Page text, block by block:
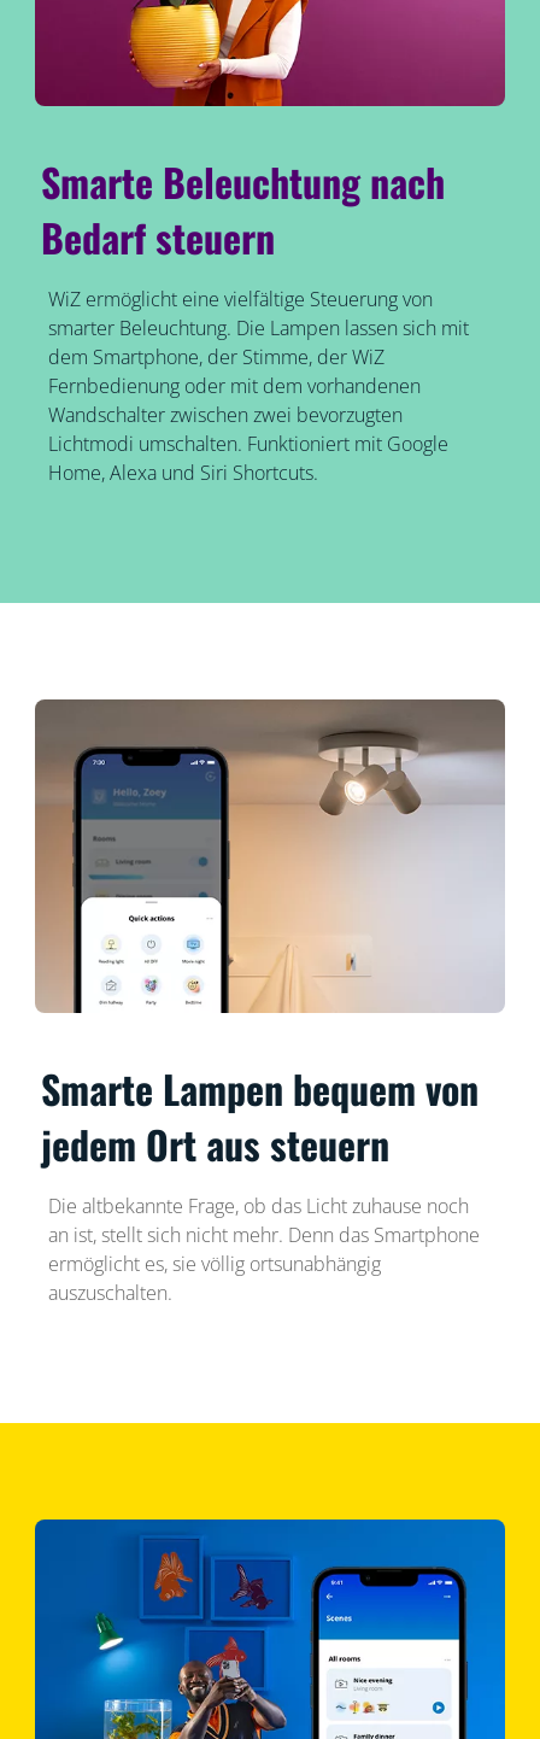
Smarte Beleuchtung nach
Bedarf steuern
WiZ ermöglicht eine vielfältige Steuerung von
smarter Beleuchtung. Die Lampen lassen sich mit
dem Smartphone, der Stimme, der WiZ
Fernbedienung oder mit dem vorhandenen
Wandschalter zwischen zwei bevorzugten
Lichtmodi umschalten. Funktioniert mit Google
Home, Alexa und Siri Shortcuts.
Smarte Lampen bequem von
jedem Ort aus steuern
Die altbekannte Frage, ob das Licht zuhause noch
an ist, stellt sich nicht mehr. Denn das Smartphone
ermöglicht es, sie völlig ortsunabhängig
auszuschalten.